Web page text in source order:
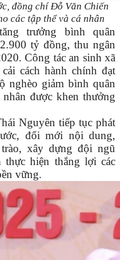
đồng chí Đỗ Văn Chiến
các tập thể và cá nhân
trưởng bình quân
tỷ đồng, thu ngân
Công tác an sinh xã
cách hành chính đạt
nghèo giảm bình quân
được khen thưởng
Nguyên tiếp tục phát
đổi mới nội dung,
xây dựng đội ngũ
hiện thắng lợi các
vững.